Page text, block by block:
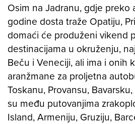
Osim na Jadranu, gdje preko
godine dosta traže Opatiju,
domaći će produženi vikend
destinacijama u okruženju,
Beču i Veneciji, ali ima i onih
aranžmane za proljetna
Toskanu, Provansu,
su među putovanjima
Island, Armeniju, Gruziju,